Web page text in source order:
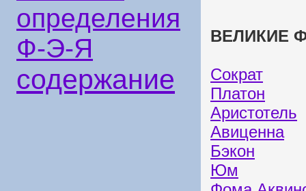
определения
Ф-Э-Я
содержание
ВЕЛИКИЕ
Сократ
Платон
Аристотель
Авиценна
Бэкон
Юм